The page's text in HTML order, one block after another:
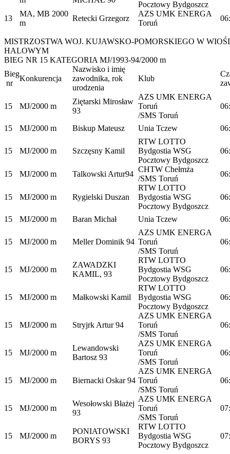
Pocztowy Bydgoszcz
13
MA, MB 2000
m
Retecki Grzegorz
AZS UMK ENERGA
Toruń
MISTRZOSTWA WOJ. KUJAWSKO-POMORSKIEGO W
HALOWYM
BIEG NR 15 KATEGORIA MJ/1993-94/2000 m
Bieg
nr
Konkurencja
Nazwisko i imię
zawodnika, rok
urodzenia
Klub
15 MJ/2000 m
Ziętarski Mirosław
93
AZS UMK ENERGA
Toruń
/SMS Toruń
15 MJ/2000 m Biskup Mateusz Unia Tczew
15 MJ/2000 m Szczęsny Kamil
RTW LOTTO
Bydgostia WSG
Pocztowy Bydgoszcz
15 MJ/2000 m Talkowski Artur94
CHTW Chełmża
/SMS Toruń
15 MJ/2000 m Rygielski Duszan
RTW LOTTO
Bydgostia WSG
Pocztowy Bydgoszcz
15 MJ/2000 m Baran Michał Unia Tczew
15 MJ/2000 m Meller Dominik 94
AZS UMK ENERGA
Toruń
/SMS Toruń
15 MJ/2000 m
ZAWADZKI
KAMIL, 93
RTW LOTTO
Bydgostia WSG
Pocztowy Bydgoszcz
15 MJ/2000 m Małkowski Kamil
RTW LOTTO
Bydgostia WSG
Pocztowy Bydgoszcz
15 MJ/2000 m Stryjrk Artur 94
AZS UMK ENERGA
Toruń
/SMS Toruń
15 MJ/2000 m
Lewandowski
Bartosz 93
AZS UMK ENERGA
Toruń
/SMS Toruń
15 MJ/2000 m Biernacki Oskar 94
AZS UMK ENERGA
Toruń
/SMS Toruń
15 MJ/2000 m
Wesołowski Błażej
93
AZS UMK ENERGA
Toruń
/SMS Toruń
15 MJ/2000 m
PONIATOWSKI
BORYS 93
RTW LOTTO
Bydgostia WSG
Pocztowy Bydgoszcz